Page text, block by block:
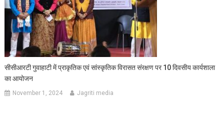
सीसीआरटी गुवाहाटी में प्राकृतिक एवं सांस्कृतिक विरासत संरक्षण पर 10 दिवसीय कार्यशाला
का आयोजन
November 1, 2024 Jagriti media